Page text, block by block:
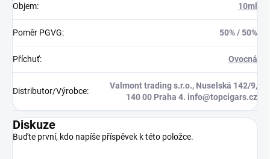
Objem: 10ml
Poměr PGVG: 50% / 50%
Příchuť: Ovocná
Distributor/Výrobce:
Valmont trading s.r.o., Nuselská 142/9,
140 00 Praha 4. info@topcigars.cz
Diskuze
Buďte první, kdo napíše příspěvek k této položce.